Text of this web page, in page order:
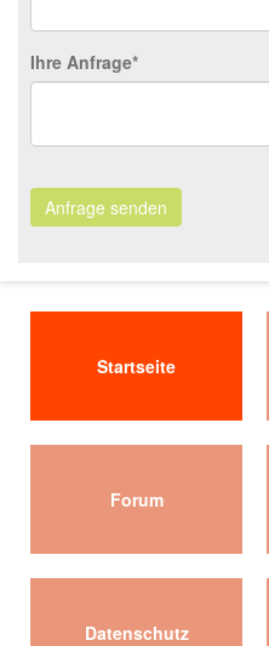
Ihre Anfrage*
Anfrage senden
Startseite
Forum
Datenschutz